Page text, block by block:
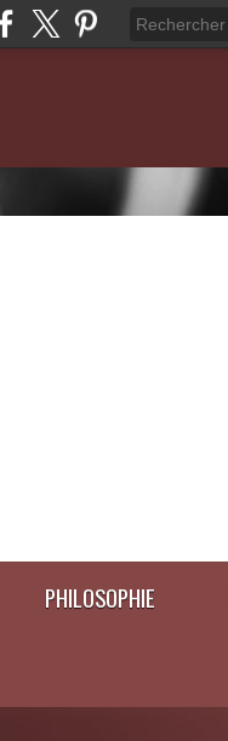
PHILOSOPHIE